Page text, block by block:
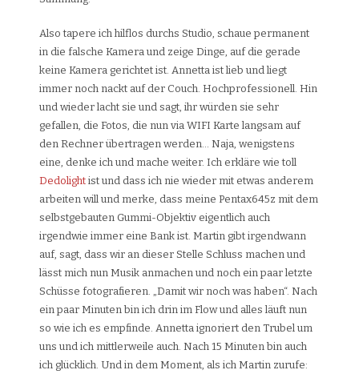
Also tapere ich hilflos durchs Studio, schaue permanent
in die falsche Kamera und zeige Dinge, auf die gerade
keine Kamera gerichtet ist. Annetta ist lieb und liegt
immer noch nackt auf der Couch. Hochprofessionell. Hin
und wieder lacht sie und sagt, ihr würden sie sehr
gefallen, die Fotos, die nun via WIFI Karte langsam auf
den Rechner übertragen werden… Naja, wenigstens
eine, denke ich und mache weiter. Ich erkläre wie toll
Dedolight ist und dass ich nie wieder mit etwas anderem
arbeiten will und merke, dass meine Pentax645z mit dem
selbstgebauten Gummi-Objektiv eigentlich auch
irgendwie immer eine Bank ist. Martin gibt irgendwann
auf, sagt, dass wir an dieser Stelle Schluss machen und
lässt mich nun Musik anmachen und noch ein paar letzte
Schüsse fotografieren. „Damit wir noch was haben“. Nach
ein paar Minuten bin ich drin im Flow und alles läuft nun
so wie ich es empfinde. Annetta ignoriert den Trubel um
uns und ich mittlerweile auch. Nach 15 Minuten bin auch
ich glücklich. Und in dem Moment, als ich Martin zurufe: